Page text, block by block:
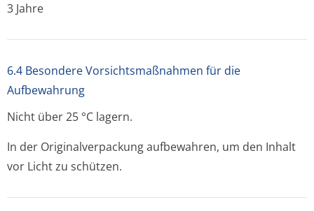
3 Jahre
6.4 Besondere Vorsichtsmaßnahmen für die
Aufbewahrung
Nicht über 25 °C lagern.
In der Originalverpackung aufbewahren, um den Inhalt
vor Licht zu schützen.